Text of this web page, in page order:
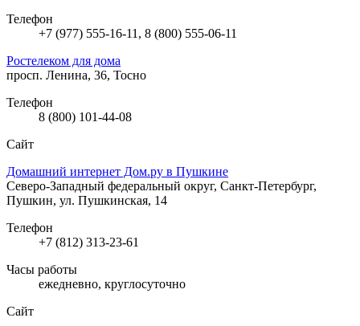
Телефон
+7 (977) 555-16-11, 8 (800) 555-06-11
Ростелеком для дома
просп. Ленина, 36, Тосно
Телефон
8 (800) 101-44-08
Сайт
Домашний интернет Дом.ру в Пушкине
Северо-Западный федеральный округ, Санкт-Петербург,
Пушкин, ул. Пушкинская, 14
Телефон
+7 (812) 313-23-61
Часы работы
ежедневно, круглосуточно
Сайт